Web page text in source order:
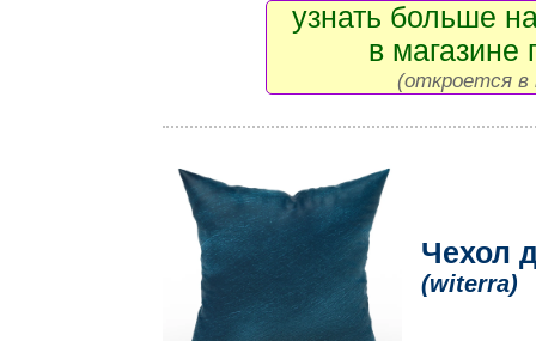
узнать больше
в магазине
(откроется в
Чехол
(witerra)